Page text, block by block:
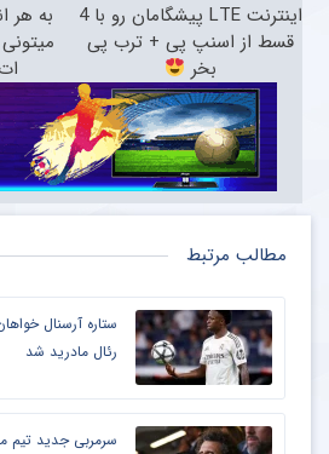
اینترنت LTE پیشگامان رو با 4
قسط از اسنپ پی + ترب پی
بخر
به هر
مطالب مرتبط
ستاره آرسنال
رئال مادرید شد
سرمربی جدید تیم